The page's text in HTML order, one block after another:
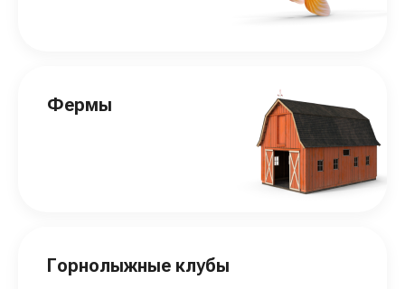
Фермы
Горнолыжные клубы